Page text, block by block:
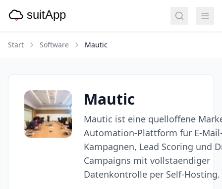
Start Software Mautic
Mautic
Mautic ist eine quelloffene
Automation-Plattform für E-
Kampagnen, Lead Scoring und
Campaigns mit vollstaendiger
Datenkontrolle per Self-Hosting.